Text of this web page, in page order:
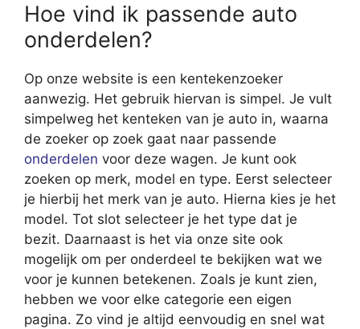
Hoe vind ik passende auto
onderdelen?
Op onze website is een kentekenzoeker
aanwezig. Het gebruik hiervan is simpel. Je vult
simpelweg het kenteken van je auto in, waarna
de zoeker op zoek gaat naar passende
onderdelen voor deze wagen. Je kunt ook
zoeken op merk, model en type. Eerst selecteer
je hierbij het merk van je auto. Hierna kies je het
model. Tot slot selecteer je het type dat je
bezit. Daarnaast is het via onze site ook
mogelijk om per onderdeel te bekijken wat we
voor je kunnen betekenen. Zoals je kunt zien,
hebben we voor elke categorie een eigen
pagina. Zo vind je altijd eenvoudig en snel wat